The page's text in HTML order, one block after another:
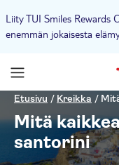
Liity TUI Smiles Rewards
enemmän jokaisesta
Etusivu / Kreikka /
Mitä
santorini
Hinta (per
€
Nouto hotellilta